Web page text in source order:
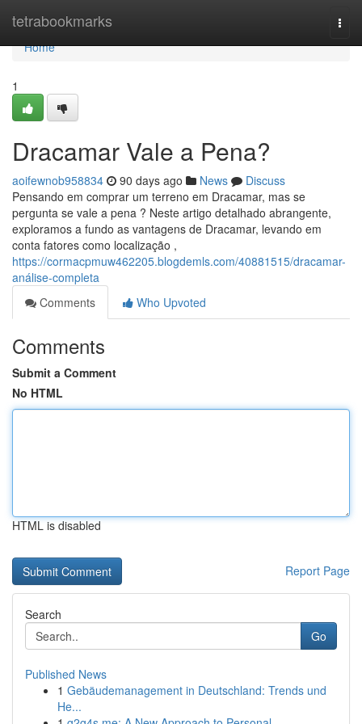
tetrabookmarks
Home
Home
1
Dracamar Vale a Pena?
aoifewnob958834 90 days ago News
Discuss
Pensando em comprar um terreno em Dracamar, mas se
pergunta se vale a pena ? Neste artigo detalhado abrangente,
exploramos a fundo as vantagens de Dracamar, levando em
conta fatores como localização ,
https://cormacpmuw462205.blogdemls.com/40881515/dracamar-
análise-completa
Comments
Who Upvoted
Comments
Submit a Comment
No HTML
HTML is disabled
Report Page
Search
Go
Published News
1 Gebäudemanagement in Deutschland: Trends und
He...